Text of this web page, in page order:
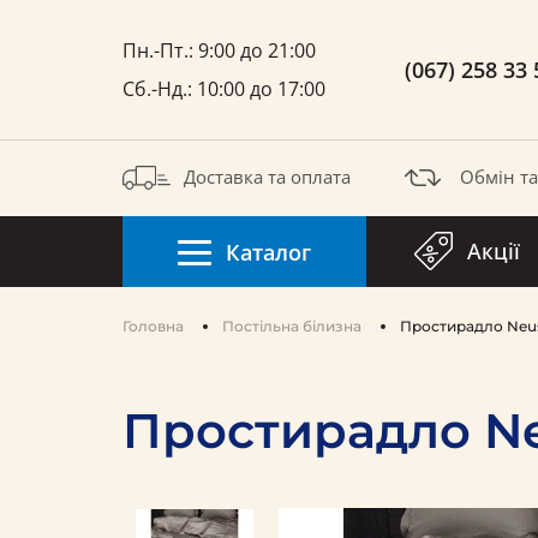
Пн.-Пт.: 9:00 до 21:00
Сб.-Нд.: 10:00 до 17:00
(067) 258 33
Доставка та оплата Обмін
Каталог Акції
Головна Постільна білизна Простирадло
Простирадло